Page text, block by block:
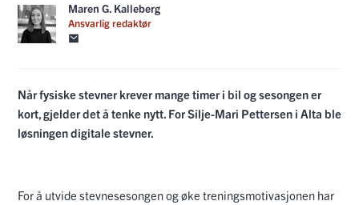
Maren G. Kalleberg
Ansvarlig redaktør
Når fysiske stevner krever mange timer i bil og sesongen er
kort, gjelder det å tenke nytt. For Silje-Mari Pettersen i Alta ble
løsningen digitale stevner.
For å utvide stevnesesongen og øke treningsmotivasjonen har